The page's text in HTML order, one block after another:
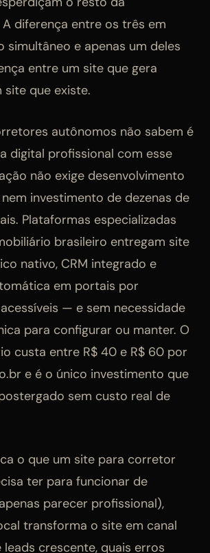
diferença entre os três em
simultâneo e apenas um deles
entre um site que gera
site que existe.
autônomos não sabem é
digital profissional com esse
não exige desenvolvimento
investimento de dezenas de
Plataformas especializadas
brasileiro entregam site
nativo, CRM integrado e
em portais por
— e sem necessidade
para configurar ou manter. O
custa entre R$ 40 e R$ 60 por
e é o único investimento que
sem custo real de
o que um site para corretor
ter para funcionar de
parecer profissional),
transforma o site em canal
crescente, quais erros